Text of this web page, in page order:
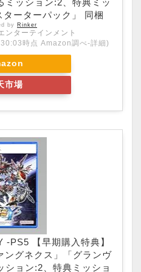
ミッション:2、特典ミッ
ーターパック」 同梱
by Rinker
ンターテインメント
時点 Amazon調べ-詳細)
市場
-PS5 【早期購入特典】
ングネクス」「グランヴ
ション:2、特典ミッショ